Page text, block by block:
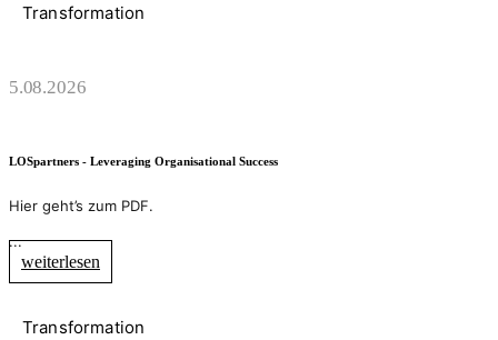
Transformation
5.08.2026
LOSpartners - Leveraging Organisational Success
Hier geht’s zum PDF.
...
weiterlesen
Transformation